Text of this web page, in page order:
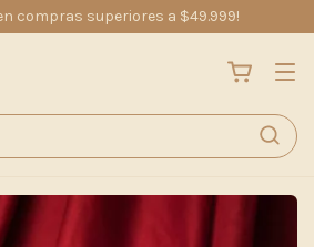
en compras superiores a $49.999!